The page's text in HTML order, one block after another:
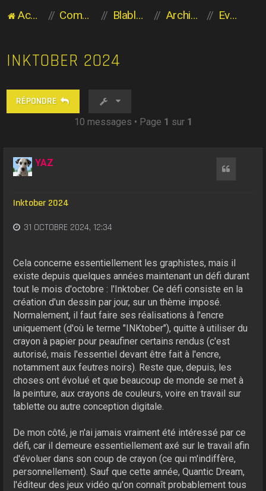
Accueil du forum Communauté des Planaviens Blabla entre Planaviens Archives Evénements et concours
INKTOBER 2024
RÉPONDRE
10 messages • Page 1 sur 1
YAZ
Inktober 2024
31 OCTOBRE 2024, 12:34
Cela concerne essentiellement les graphistes, mais il
existe depuis quelques années maintenant un défi durant
tout le mois d'octobre : l'Inktober. Ce défi consiste en la
création d'un dessin par jour, sur un thème imposé.
Normalement, il faut faire ses réalisations à l'encre
uniquement (d'où le terme "INKtober"), quitte à utiliser du
crayon à papier pour peaufiner certains rendus (c'est
autorisé, mais l'essentiel devant être fait à l'encre,
notamment aux feutres noirs). Reste que, depuis, les
choses ont évolué et que beaucoup de monde se met à
la peinture, aux crayons de couleurs, voire en travail sur
tablette ou autre conception digitale.
De mon côté, je n'ai jamais vraiment été intéressé par ce
défi, car il demeure essentiellement axé sur le travail afin
d'évoluer dans son coup de crayon (ce qui m'indiffère,
personnellement). Sauf que cette année, Quantic Dream,
l'éditeur des jeux vidéo qu'on connaît probablement tous